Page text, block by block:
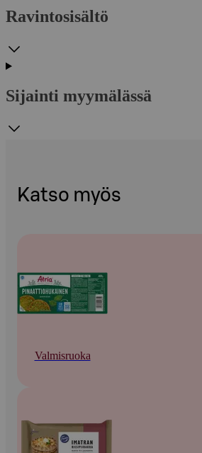
Ravintosisältö
Sijainti myymälässä
Katso myös
Valmisruoka